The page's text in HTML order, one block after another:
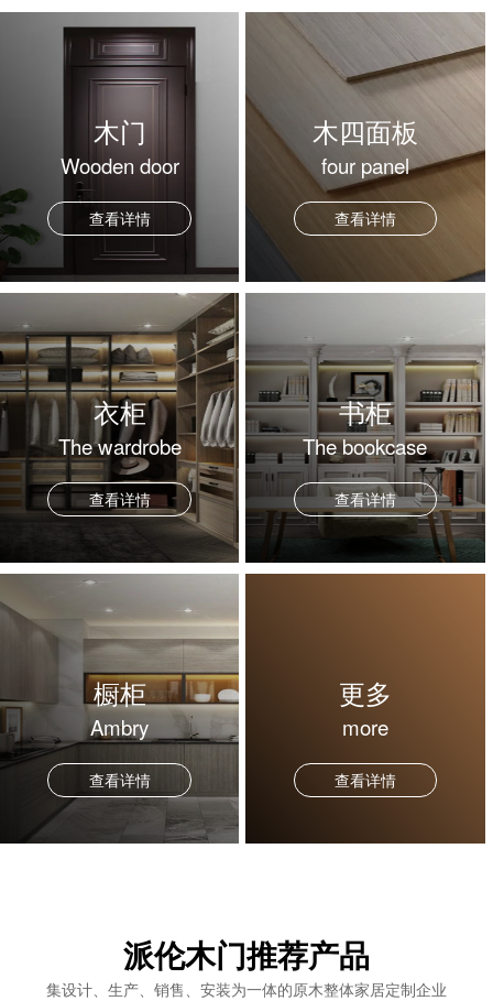
木门
Wooden door
查看详情
木四面板
four panel
查看详情
衣柜
The wardrobe
查看详情
书柜
The bookcase
查看详情
橱柜
Ambry
查看详情
更多
more
查看详情
派伦木门推荐产品
集设计、生产、销售、安装为一体的原木整体家居定制企业